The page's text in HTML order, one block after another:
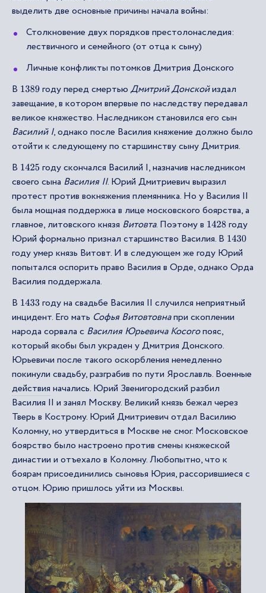
выделить две основные причины начала войны:
Столкновение двух порядков престолонаследия:
лествичного и семейного (от отца к сыну)
Личные конфликты потомков Дмитрия Донского
В 1389 году перед смертьюДмитрий Донскойиздал
завещание, в котором впервые по наследству передавал
великое княжество. Наследником становился его сын
Василий I, однако после Василия княжение должно было
отойти к следующему по старшинству сыну Дмитрия.
В 1425 году скончался Василий I, назначив наследником
своего сына Василия II. Юрий Дмитриевич выразил
протест против вокняжения племянника. Но у Василия II
была мощная поддержка в лице московского боярства, а
главное, литовского князя Витовта. Поэтому в 1428году
Юрий формально признал старшинство Василия. В 1430
году умер князь Витовт. И в следующем же году Юрий
попытался оспорить право Василия в Орде, однако Орда
Василия поддержала.
В 1433 году на свадьбе Василия II случился неприятный
инцидент. Его мать Софья Витовтовнапри скоплении
народа сорвала с Василия Юрьевича Косогопояс,
который якобы был украден у Дмитрия Донского.
Юрьевичи после такого оскорбления немедленно
покинули свадьбу, разграбив по пути Ярославль. Военные
действия начались. Юрий Звенигородский разбил
Василия II и занял Москву. Великий князь бежал через
Тверь в Кострому. Юрий Дмитриевич отдал Василию
Коломну, но утвердиться в Москве не смог. Московское
боярство было настроено против смены княжеской
династии и отъехало в Коломну. Любопытно, что к
боярам присоединились сыновья Юрия, рассорившиеся с
отцом. Юрию пришлось уйти из Москвы.